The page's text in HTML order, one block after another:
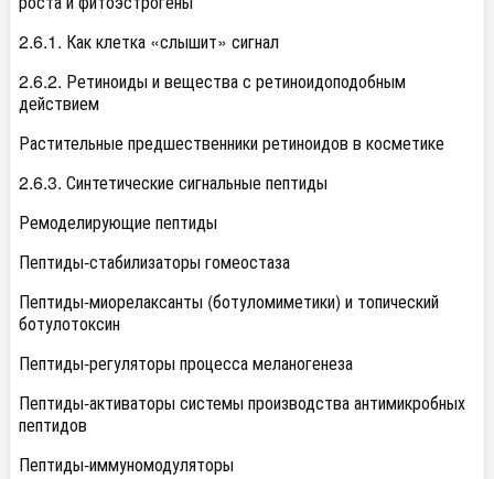
2.6.1. Как клетка «слышит» сигнал
2.6.2. Ретиноиды и вещества с ретиноидоподобным
действием
Растительные предшественники ретиноидов в косметике
2.6.3. Синтетические сигнальные пептиды
Ремоделирующие пептиды
Пептиды-стабилизаторы гомеостаза
Пептиды-миорелаксанты (ботуломиметики) и топический
ботулотоксин
Пептиды-регуляторы процесса меланогенеза
Пептиды-активаторы системы производства антимикробных
пептидов
Пептиды-иммуномодуляторы